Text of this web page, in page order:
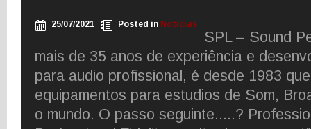
25/07/2021 Posted in Notícias
SPL – Sound
mais de 35 anos de experiência e
para audio profissional, é desde 1983
equipamentos para estudios de Som,
o mundo. O passo seguinte.....?